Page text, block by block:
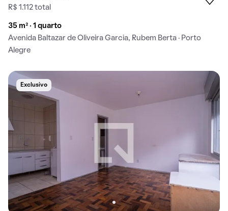
R$ 1.112 total
35 m² · 1 quarto
Avenida Baltazar de Oliveira Garcia, Rubem Berta · Porto
Alegre
Exclusivo